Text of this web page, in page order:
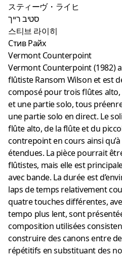
スティーヴ・ライヒ
סטיב רייך
스티브 라이히
Стив Райх
Vermont Counterpoint
Vermont Counterpoint (1982)
flûtiste Ransom Wilson et est
composé pour trois flûtes
et une partie solo, tous
une partie solo en direct. Le
flûte alto, de la flûte et du
contrepoint en cours ainsi
étendues. La pièce pourrait
flûtistes, mais elle est
avec bande. La durée est
laps de temps relativement
quatre touches différentes,
tempo plus lent, sont
composition utilisées
construire des canons entre
répétitifs en substituant des